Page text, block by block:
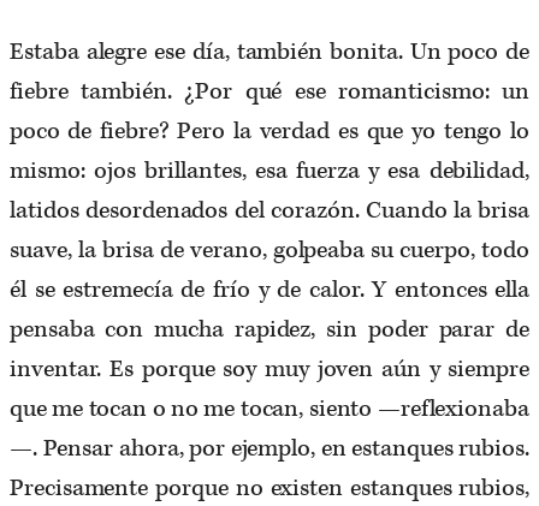
Estaba alegre ese día, también bonita. Un poco de
fiebre también. ¿Por qué ese romanticismo: un
poco de fiebre? Pero la verdad es que yo tengo lo
mismo: ojos brillantes, esa fuerza y esa debilidad,
latidos desordenados del corazón. Cuando la brisa
suave, la brisa de verano, golpeaba su cuerpo, todo
él se estremecía de frío y de calor. Y entonces ella
pensaba con mucha rapidez, sin poder parar de
inventar. Es porque soy muy joven aún y siempre
que me tocan o no me tocan, siento —reflexionaba
—. Pensar ahora, por ejemplo, en estanques rubios.
Precisamente porque no existen estanques rubios,